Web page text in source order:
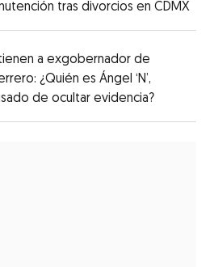
tras divorcios en CDMX
a exgobernador de
¿Quién es Ángel ‘N’,
de ocultar evidencia?